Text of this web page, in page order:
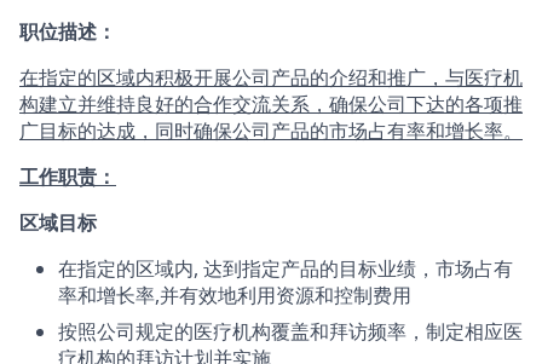
职位描述：
在指定的区域内积极开展公司产品的介绍和推广，与医疗机
构建立并维持良好的合作交流关系，确保公司下达的各项推
广目标的达成，同时确保公司产品的市场占有率和增长率。
工作职责：
区域目标
在指定的区域内, 达到指定产品的目标业绩，市场占有
率和增长率,并有效地利用资源和控制费用
按照公司规定的医疗机构覆盖和拜访频率，制定相应医
疗机构的拜访计划并实施